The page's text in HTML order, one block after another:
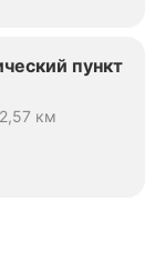
пункт
2,57 км